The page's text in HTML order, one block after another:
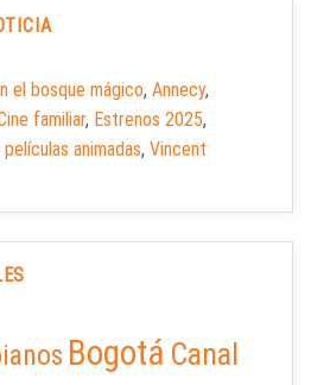
el bosque mágico, Annecy,
familiar, Estrenos 2025,
películas animadas, Vincent
Bogotá Canal